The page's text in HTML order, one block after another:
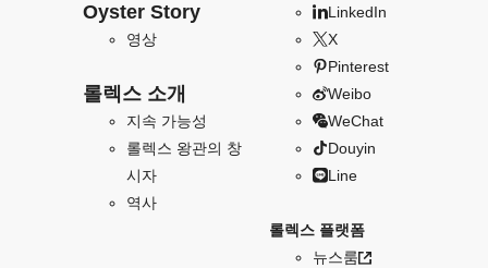
Oyster Story
영상
롤렉스 소개
지속 가능성
롤렉스 왕관의 창
시자
역사
LinkedIn
X
Pinterest
Weibo
WeChat
Douyin
Line
롤렉스 플랫폼
뉴스룸